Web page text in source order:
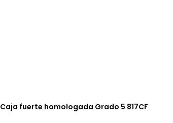
Caja fuerte homologada Grado 5 817CF